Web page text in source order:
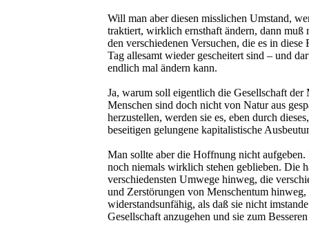
Will man aber diesen misslichen Umstand,
traktiert, wirklich ernsthaft ändern, dann muß
den verschiedenen Versuchen, die es in
Tag allesamt wieder gescheitert sind – und
endlich mal ändern kann.
Ja, warum soll eigentlich die Gesellschaft
Menschen sind doch nicht von Natur aus
herzustellen, werden sie es, eben durch
beseitigen gelungene kapitalistische
Man sollte aber die Hoffnung nicht
noch niemals wirklich stehen geblieben. Die
verschiedensten Umwege hinweg, die
und Zerstörungen von Menschentum
widerstandsunfähig, als daß sie nicht
Gesellschaft anzugehen und sie zum